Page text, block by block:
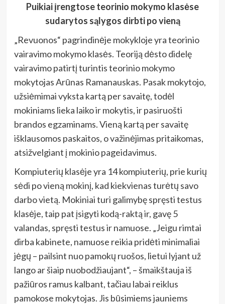
Puikiai įrengtose teorinio mokymo klasėse
sudarytos sąlygos dirbti po vieną
„Revuonos“ pagrindinėje mokykloje yra teorinio
vairavimo mokymo klasės. Teoriją dėsto didelę
vairavimo patirtį turintis teorinio mokymo
mokytojas Arūnas Ramanauskas. Pasak mokytojo,
užsiėmimai vyksta kartą per savaitę, todėl
mokiniams lieka laiko ir mokytis, ir pasiruošti
brandos egzaminams. Vieną kartą per savaitę
išklausomos paskaitos, o važinėjimas pritaikomas,
atsižvelgiant į mokinio pageidavimus.
Kompiuterių klasėje yra 14 kompiuterių, prie kurių
sėdi po vieną mokinį, kad kiekvienas turėtų savo
darbo vietą. Mokiniai turi galimybę spręsti testus
klasėje, taip pat įsigyti kodą-raktą ir, gavę 5
valandas, spręsti testus ir namuose. „Jeigu rimtai
dirba kabinete, namuose reikia pridėti minimaliai
jėgų – pailsint nuo pamokų ruošos, lietui lyjant už
lango ar šiaip nuobodžiaujant“, – šmaikštauja iš
pažiūros ramus kalbant, tačiau labai reiklus
pamokose mokytojas. Jis būsimiems jauniems